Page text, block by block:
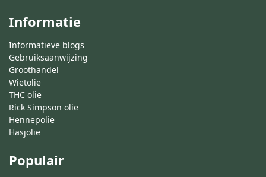
Informatie
Informatieve blogs
Gebruiksaanwijzing
Groothandel
Wietolie
THC olie
Rick Simpson olie
Hennepolie
Hasjolie
Populair